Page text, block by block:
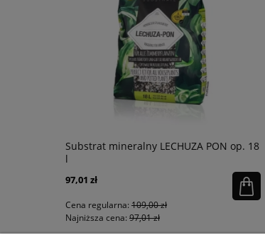
Substrat mineralny LECHUZA PON op. 18
l
97,01 zł
Cena regularna: 109,00 zł
Najniższa cena: 97,01 zł